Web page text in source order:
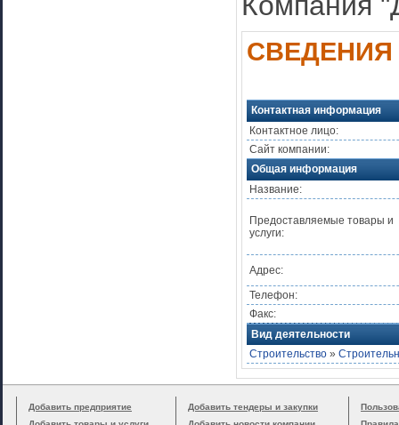
Контактная информация
Контактное лицо:
Сайт компании:
Общая информация
Название:
Предоставляемые товары и
услуги:
Адрес:
Телефон:
Факс:
Вид деятельности
Строительство »
Добавить предприятие
Добавить тендеры и закупки